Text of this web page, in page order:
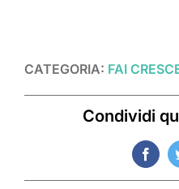
CATEGORIA: FAI
Condividi